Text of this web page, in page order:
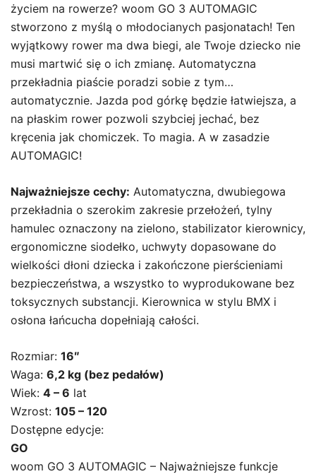
życiem na rowerze? woom GO 3 AUTOMAGIC
stworzono z myślą o młodocianych pasjonatach! Ten
wyjątkowy rower ma dwa biegi, ale Twoje dziecko nie
musi martwić się o ich zmianę. Automatyczna
przekładnia piaście poradzi sobie z tym…
automatycznie. Jazda pod górkę będzie łatwiejsza, a
na płaskim rower pozwoli szybciej jechać, bez
kręcenia jak chomiczek. To magia. A w zasadzie
AUTOMAGIC!
Najważniejsze cechy: Automatyczna, dwubiegowa
przekładnia o szerokim zakresie przełożeń, tylny
hamulec oznaczony na zielono, stabilizator kierownicy,
ergonomiczne siodełko, uchwyty dopasowane do
wielkości dłoni dziecka i zakończone pierścieniami
bezpieczeństwa, a wszystko to wyprodukowane bez
toksycznych substancji. Kierownica w stylu BMX i
osłona łańcucha dopełniają całości.
Rozmiar: 16″
Waga: 6,2 kg (bez pedałów)
Wiek: 4 – 6 lat
Wzrost: 105 – 120
Dostępne edycje:
GO
woom GO 3 AUTOMAGIC – Najważniejsze funkcje